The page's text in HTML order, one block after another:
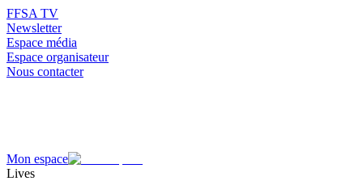
FFSA TV
Newsletter
Espace média
Espace organisateur
Nous contacter
Mon espace
Lives